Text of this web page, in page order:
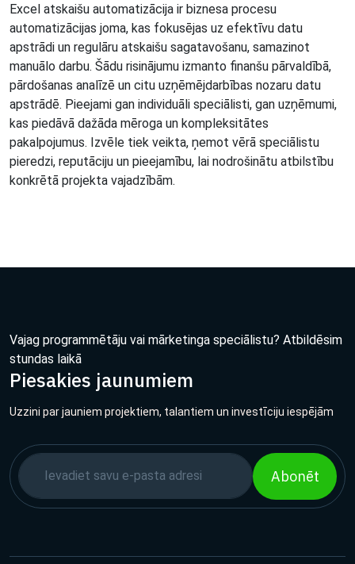
Excel atskaišu automatizācija ir biznesa procesu
automatizācijas joma, kas fokusējas uz efektīvu datu
apstrādi un regulāru atskaišu sagatavošanu, samazinot
manuālo darbu. Šādu risinājumu izmanto finanšu pārvaldībā,
pārdošanas analīzē un citu uzņēmējdarbības nozaru datu
apstrādē. Pieejami gan individuāli speciālisti, gan uzņēmumi,
kas piedāvā dažāda mēroga un kompleksitātes
pakalpojumus. Izvēle tiek veikta, ņemot vērā speciālistu
pieredzi, reputāciju un pieejamību, lai nodrošinātu atbilstību
konkrētā projekta vajadzībām.
Vajag programmētāju vai mārketinga speciālistu? Atbildēsim
stundas laikā
Piesakies jaunumiem
Uzzini par jauniem projektiem, talantiem un investīciju iespējām
Abonēt